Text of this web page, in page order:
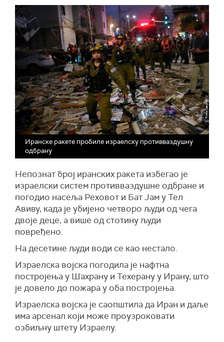
Иранске ракете пробиле израелску противваздушну
одбрану
Непознат број иранских ракета избегао је
израелски систем противваздушне одбране и
погодио насеља Реховот и Бат Јам у Тел
Авиву, када је убијено четворо људи од чега
двоје деце, а више од стотину људи
повређено.
На десетине људи води се као нестало.
Израелска војска погодила је нафтна
постројења у Шахрану и Техерану у Ирану, што
је довело до пожара у оба постројења.
Израелска војска је саопштила да Иран и даље
има арсенал који може проузроковати
озбиљну штету Израелу.